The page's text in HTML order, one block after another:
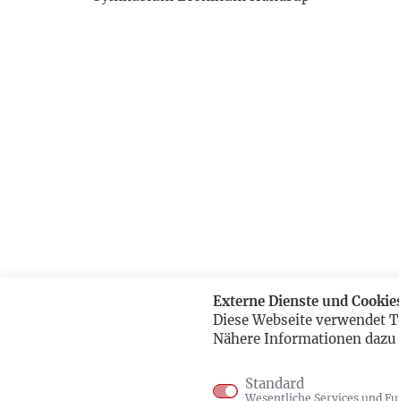
Externe Dienste und
Diese Webseite verwendet
Nähere Informationen
Standard
Wesentliche Services und